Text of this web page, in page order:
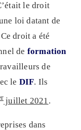
le droit
loi datant de
droit a été
de formation
de
le DIF. Ils
juillet 2021 .
dans